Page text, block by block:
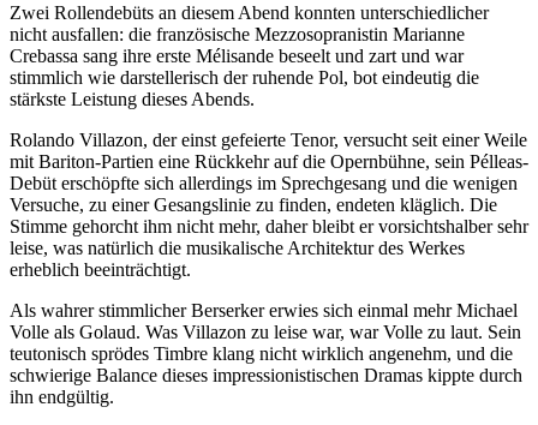
Zwei Rollendebüts an diesem Abend konnten unterschiedlicher
nicht ausfallen: die französische Mezzosopranistin Marianne
Crebassa sang ihre erste Mélisande beseelt und zart und war
stimmlich wie darstellerisch der ruhende Pol, bot eindeutig die
stärkste Leistung dieses Abends.
Rolando Villazon, der einst gefeierte Tenor, versucht seit einer Weile
mit Bariton-Partien eine Rückkehr auf die Opernbühne, sein Pélleas-
Debüt erschöpfte sich allerdings im Sprechgesang und die wenigen
Versuche, zu einer Gesangslinie zu finden, endeten kläglich. Die
Stimme gehorcht ihm nicht mehr, daher bleibt er vorsichtshalber sehr
leise, was natürlich die musikalische Architektur des Werkes
erheblich beeinträchtigt.
Als wahrer stimmlicher Berserker erwies sich einmal mehr Michael
Volle als Golaud. Was Villazon zu leise war, war Volle zu laut. Sein
teutonisch sprödes Timbre klang nicht wirklich angenehm, und die
schwierige Balance dieses impressionistischen Dramas kippte durch
ihn endgültig.